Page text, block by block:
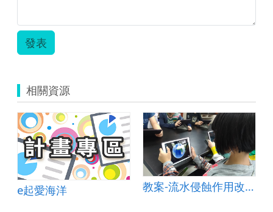
發表
相關資源
e起愛海洋
教案-流水侵蝕作用改變地貌&amp;mdash;以峽谷為例